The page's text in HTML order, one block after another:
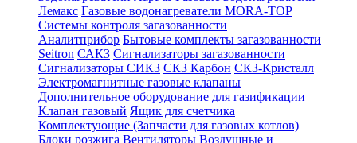
Лемакс Газовые водонагреватели MORA-TOP
Системы контроля загазованности
Аналитприбор Бытовые комплекты загазованности
Seitron САКЗ Сигнализаторы загазованности
Сигнализаторы СИКЗ СКЗ Карбон СКЗ-Кристалл
Электромагнитные газовые клапаны
Дополнительное оборудование для газификации
Клапан газовый Ящик для счетчика
Комплектующие (Запчасти для газовых котлов)
Блоки розжига Вентиляторы Воздушные и